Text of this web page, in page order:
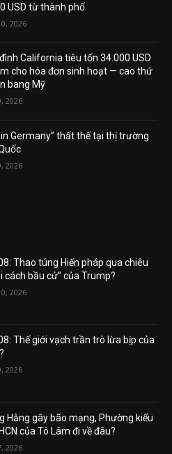
USD từ thành phố
2026
California tiêu tốn 34.000 USD
cho hóa đơn sinh hoạt — cao thứ
bang Mỹ
2026
in Germany” thất thế tại thị trường
2026
Thao túng Hiến pháp qua chiêu
cách bầu cử” của Trump?
2026
Thế giới vạch trần trò lừa bịp của
2026
Hằng gây bão mạng, Phường kiểu
của Tô Lâm đi về đâu?
2026